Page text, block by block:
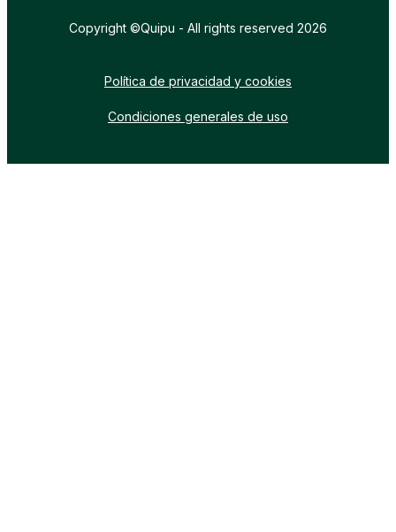
Copyright ©Quipu - All rights reserved 2026
Política de privacidad y cookies
Condiciones generales de uso